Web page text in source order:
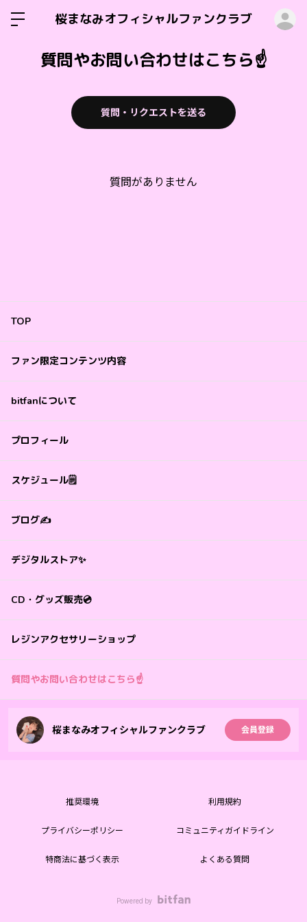
桜まなみオフィシャルファンクラブ
質問やお問い合わせはこちら☝️
質問・リクエストを送る
質問がありません
TOP
ファン限定コンテンツ内容
bitfanについて
プロフィール
スケジュール🗒️
ブログ✍️
デジタルストア✨
CD・グッズ販売💿
レジンアクセサリーショップ
質問やお問い合わせはこちら☝️
桜まなみオフィシャルファンクラブ 会員登録
推奨環境 利用規約
プライバシーポリシー コミュニティガイドライン
特商法に基づく表示 よくある質問
Powered by